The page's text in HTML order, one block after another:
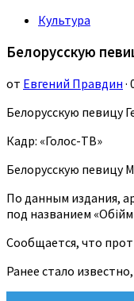
Культура
Белорусскую
от Евгений Правдин ·
Белорусскую певицу
Кадр: «Голос-ТВ»
Белорусскую певицу
По данным издания,
под названием
Сообщается, что
Ранее стало